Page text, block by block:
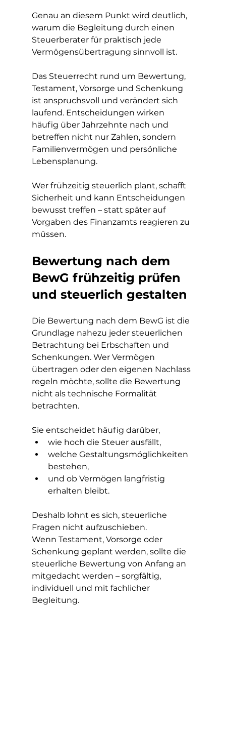
Genau an diesem Punkt wird deutlich,
warum die Begleitung durch einen
Steuerberater für praktisch jede
Vermögensübertragung sinnvoll ist.
Das Steuerrecht rund um Bewertung,
Testament, Vorsorge und Schenkung
ist anspruchsvoll und verändert sich
laufend. Entscheidungen wirken
häufig über Jahrzehnte nach und
betreffen nicht nur Zahlen, sondern
Familienvermögen und persönliche
Lebensplanung.
Wer frühzeitig steuerlich plant, schafft
Sicherheit und kann Entscheidungen
bewusst treffen – statt später auf
Vorgaben des Finanzamts reagieren zu
müssen.
Bewertung nach dem
BewG frühzeitig prüfen
und steuerlich gestalten
Die Bewertung nach dem BewG ist die
Grundlage nahezu jeder steuerlichen
Betrachtung bei Erbschaften und
Schenkungen. Wer Vermögen
übertragen oder den eigenen Nachlass
regeln möchte, sollte die Bewertung
nicht als technische Formalität
betrachten.
Sie entscheidet häufig darüber,
wie hoch die Steuer ausfällt,
welche Gestaltungsmöglichkeiten
bestehen,
und ob Vermögen langfristig
erhalten bleibt.
Deshalb lohnt es sich, steuerliche
Fragen nicht aufzuschieben.
Wenn Testament, Vorsorge oder
Schenkung geplant werden, sollte die
steuerliche Bewertung von Anfang an
mitgedacht werden – sorgfältig,
individuell und mit fachlicher
Begleitung.